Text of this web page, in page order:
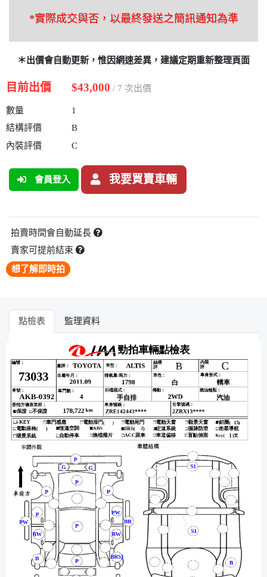
*實際成交與否，以最終發送之簡訊通知為準
＊出價會自動更新，惟因網速差異，建議定期重新整理頁面
目前出價 $43,000 / 7 次出價
數量
1
結構評價
B
內裝評價
C
會員登入 我要買賣車輛
拍賣時間會自動延長
賣家可提前結束
想了解即時拍
點檢表 監理資料